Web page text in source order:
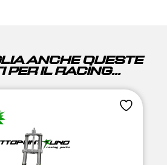
ANCHE QUESTE
PER IL RACING...